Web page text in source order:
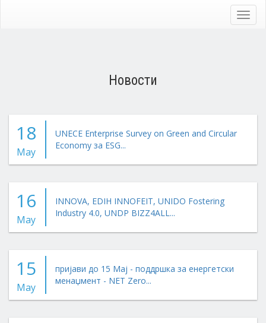
Новости
18
May
UNECE Enterprise Survey on Green and Circular
Economy за ESG...
16
May
INNOVA, EDIH INNOFEIT, UNIDO Fostering
Industry 4.0, UNDP BIZZ4ALL...
15
May
пријави до 15 Мај - поддршка за енергетски
менаџмент - NET Zero...